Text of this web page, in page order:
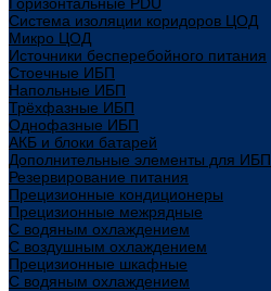
Система изоляции коридоров ЦОД
Микро ЦОД
Источники бесперебойного питания
Стоечные ИБП
Напольные ИБП
Трёхфазные ИБП
Однофазные ИБП
АКБ и блоки батарей
Дополнительные элементы для ИБП
Резервирование питания
Прецизионные кондиционеры
Прецизионные межрядные
С водяным охлаждением
С воздушным охлаждением
Прецизионные шкафные
С водяным охлаждением